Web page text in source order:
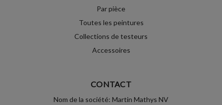
Par pièce
Toutes les peintures
Collections de testeurs
Accessoires
CONTACT
Nom de la société: Martin Mathys NV